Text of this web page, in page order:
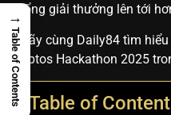
tổng giải thưởng lên tới
Hãy cùng Daily84 tìm
Aptos Hackathon 2025
Table of
→
Table of Contents